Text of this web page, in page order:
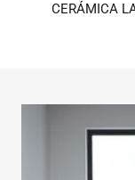
CERÁMICA